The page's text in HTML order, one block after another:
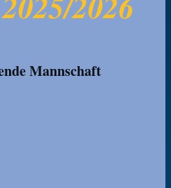
Mannschaft